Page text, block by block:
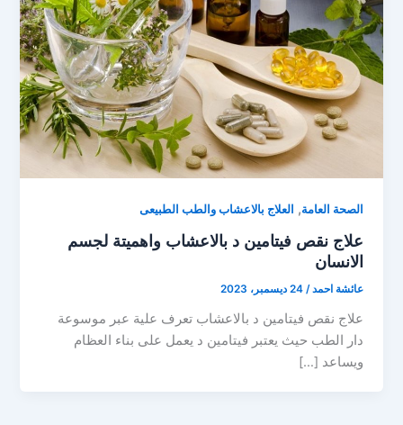
الصحة العامة, العلاج بالاعشاب والطب الطبيعى
علاج نقص فيتامين د بالاعشاب واهميتة لجسم
الانسان
عائشة احمد/24 ديسمبر، 2023
علاج نقص فيتامين د بالاعشاب تعرف علية عبر موسوعة
دار الطب حيث يعتبر فيتامين د يعمل على بناء العظام
ويساعد […]